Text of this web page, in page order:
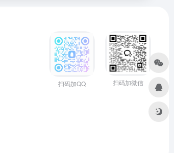
扫码加QQ 扫码加微信